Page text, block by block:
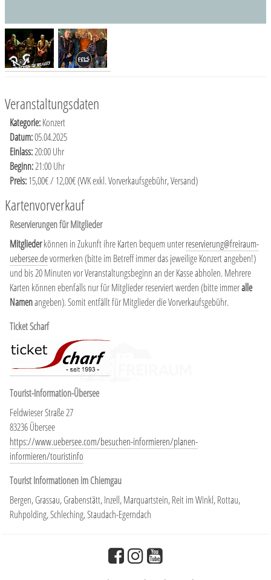
Veranstaltungsdaten
Kategorie:Konzert
Datum:05.04.2025
Einlass:20:00 Uhr
Beginn:21:00 Uhr
Preis:15,00€ / 12,00€ (VVK exkl. Vorverkaufsgebühr, Versand)
Kartenvorverkauf
Reservierungen für Mitglieder
Mitgliederkönnen in Zukunft ihre Karten bequem unterreservierung@freiraum-
uebersee.devormerken (bitte im Betreff immer das jeweilige Konzert angeben!)
und bis 20 Minuten vor Veranstaltungsbeginn an der Kasse abholen. Mehrere
Karten können ebenfalls nur für Mitglieder reserviert werden (bitte immeralle
Namenangeben). Somit entfällt für Mitglieder die Vorverkaufsgebühr.
Ticket Scharf
Tourist-Information-Übersee
Feldwieser Straße 27
83236 Übersee
https://www.uebersee.com/besuchen-informieren/planen-
informieren/touristinfo
Tourist Informationen im Chiemgau
Bergen, Grassau, Grabenstätt, Inzell, Marquartstein, Reit im Winkl, Rottau,
Ruhpolding, Schleching, Staudach-Egerndach